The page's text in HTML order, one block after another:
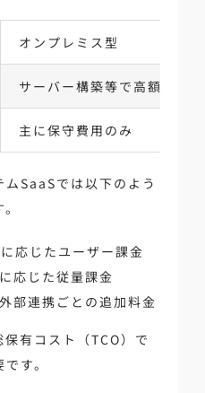
オンプレミス型
サーバー構築等で高額にな
主に保守費用のみ
SaaSでは以下のよう
応じたユーザー課金
応じた従量課金
部連携ごとの追加料金
有コスト（TCO）で
す。